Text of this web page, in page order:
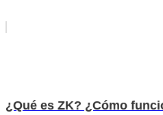
¿Qué es ZK? ¿Cómo